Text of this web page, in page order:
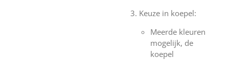
Keuze in koepel:
Meerde kleuren
mogelijk, de
koepel